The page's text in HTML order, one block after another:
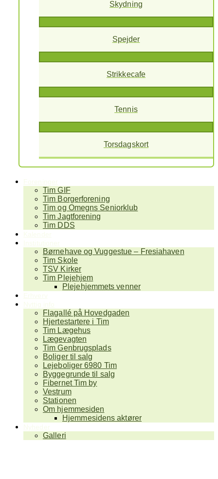
Skydning
Spejder
Strikkecafe
Tennis
Torsdagskort
Tim GIF
Tim Borgerforening
Tim og Omegns Seniorklub
Tim Jagtforening
Tim DDS
Børnehave og Vuggestue – Fresiahaven
Tim Skole
TSV Kirker
Tim Plejehjem
Plejehjemmets venner
Flagallé på Hovedgaden
Hjertestartere i Tim
Tim Lægehus
Lægevagten
Tim Genbrugsplads
Boliger til salg
Lejeboliger 6980 Tim
Byggegrunde til salg
Fibernet Tim by
Vestrum
Stationen
Om hjemmesiden
Hjemmesidens aktører
Galleri